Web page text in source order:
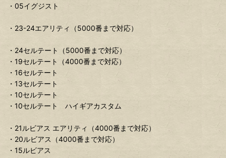
・05イグジスト
・23-24エアリティ（5000番まで対応）
・24セルテート（5000番まで対応）
・19セルテート（4000番まで対応）
・16セルテート
・13セルテート
・10セルテート
・10セルテート ハイギアカスタム
・21ルビアス エアリティ（4000番まで対応）
・20ルビアス（4000番まで対応）
・15ルビアス